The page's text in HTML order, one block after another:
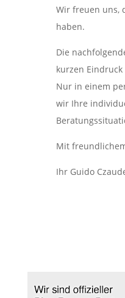
Wir freuen uns,
haben.
Die
kurzen
Nur in einem
wir Ihre
Mit
Ihr Guido